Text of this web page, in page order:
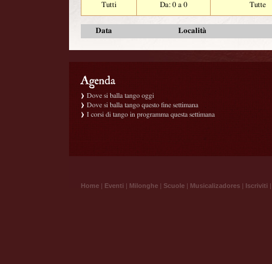
Tutti Da: 0 a 0 Tutte
Data Località
Dove si balla tango oggi
Dove si balla tango questo fine settimana
I corsi di tango in programma questa settimana
Home | Eventi | Milonghe | Scuole | Musicalizadores | Iscriviti |